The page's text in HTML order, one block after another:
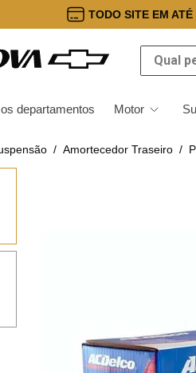
TODO SITE EM
Qual
departamentos Motor
Amortecedor Traseiro